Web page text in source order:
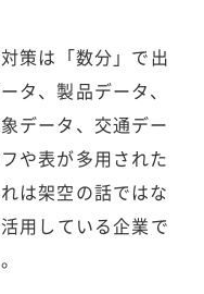
策は「数分」で出
タ、製品データ、
データ、交通デー
や表が多用された
は架空の話ではな
用している企業で